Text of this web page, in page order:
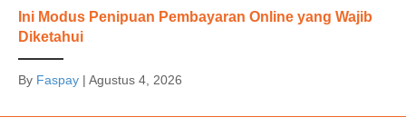
Ini Modus Penipuan Pembayaran Online yang Wajib
Diketahui
By Faspay | Agustus 4, 2026